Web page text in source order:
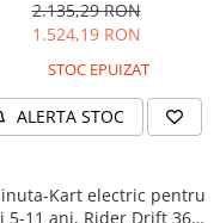
2.135,29 RON
1.524,19 RON
STOC EPUIZAT
ALERTA STOC
Kart electric pentru
5-11 ani, Rider Drift 360,